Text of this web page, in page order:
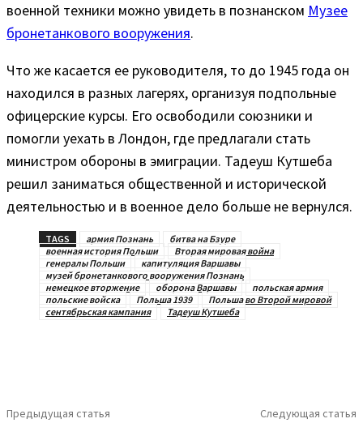
военной техники можно увидеть в познанском Музее
бронетанкового вооружения.
Что же касается ее руководителя, то до 1945 года он
находился в разных лагерях, организуя подпольные
офицерские курсы. Его освободили союзники и
помогли уехать в Лондон, где предлагали стать
министром обороны в эмиграции. Тадеуш Кутшеба
решил заниматься общественной и исторической
деятельностью и в военное дело больше не вернулся.
TAGS армия Познань
битва на Бзуре
военная история Польши
Вторая мировая война
генералы Польши
капитуляция Варшавы
музей бронетанкового вооружения Познань
немецкое вторжение
оборона Варшавы
польская армия
польские войска
Польша 1939
Польша во Второй мировой
сентябрьская кампания
Тадеуш Кутшеба
Предыдущая статья Следующая статья